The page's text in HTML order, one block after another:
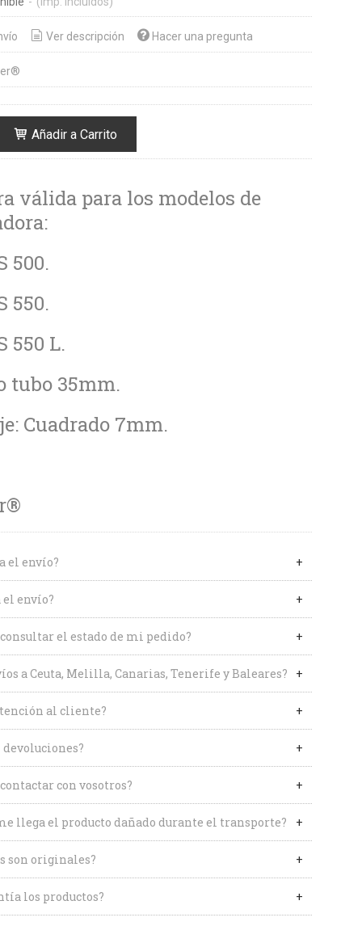
Ver descripción Hacer una pregunta
Añadir a Carrito
válida para los modelos de
500.
550.
550 L.
tubo 35mm.
Cuadrado 7mm.
el envío?
el envío?
el estado de mi pedido?
a Ceuta, Melilla, Canarias, Tenerife y Baleares?
al cliente?
con vosotros?
llega el producto dañado durante el transporte?
son originales?
los productos?